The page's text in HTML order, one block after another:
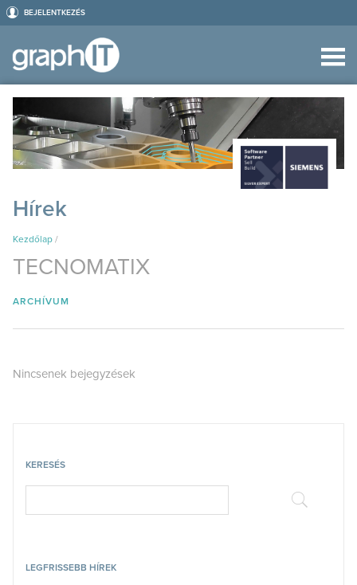
BEJELENTKEZÉS
Hírek
Kezdőlap /
KERESÉS
LEGFRISSEBB HÍREK
TECNOMATIX
ARCHÍVUM
Nincsenek bejegyzések